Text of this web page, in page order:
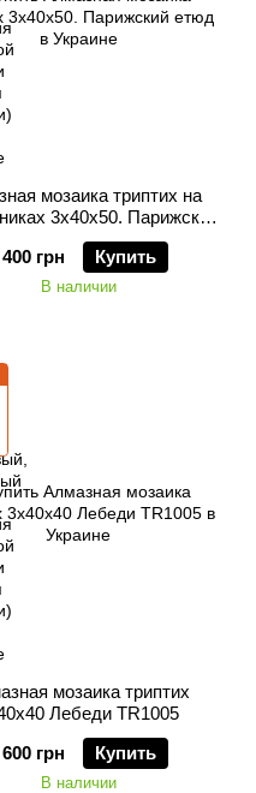
мозаика триптих на
3х40х50. Парижский
етюд
грн
Купить
В наличии
мозаика триптих
Лебеди TR1005
грн
Купить
В наличии